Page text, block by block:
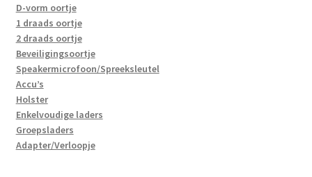
D-vorm oortje
1 draads oortje
2 draads oortje
Beveiligingsoortje
Speakermicrofoon/Spreeksleutel
Accu’s
Holster
Enkelvoudige laders
Groepsladers
Adapter/Verloopje